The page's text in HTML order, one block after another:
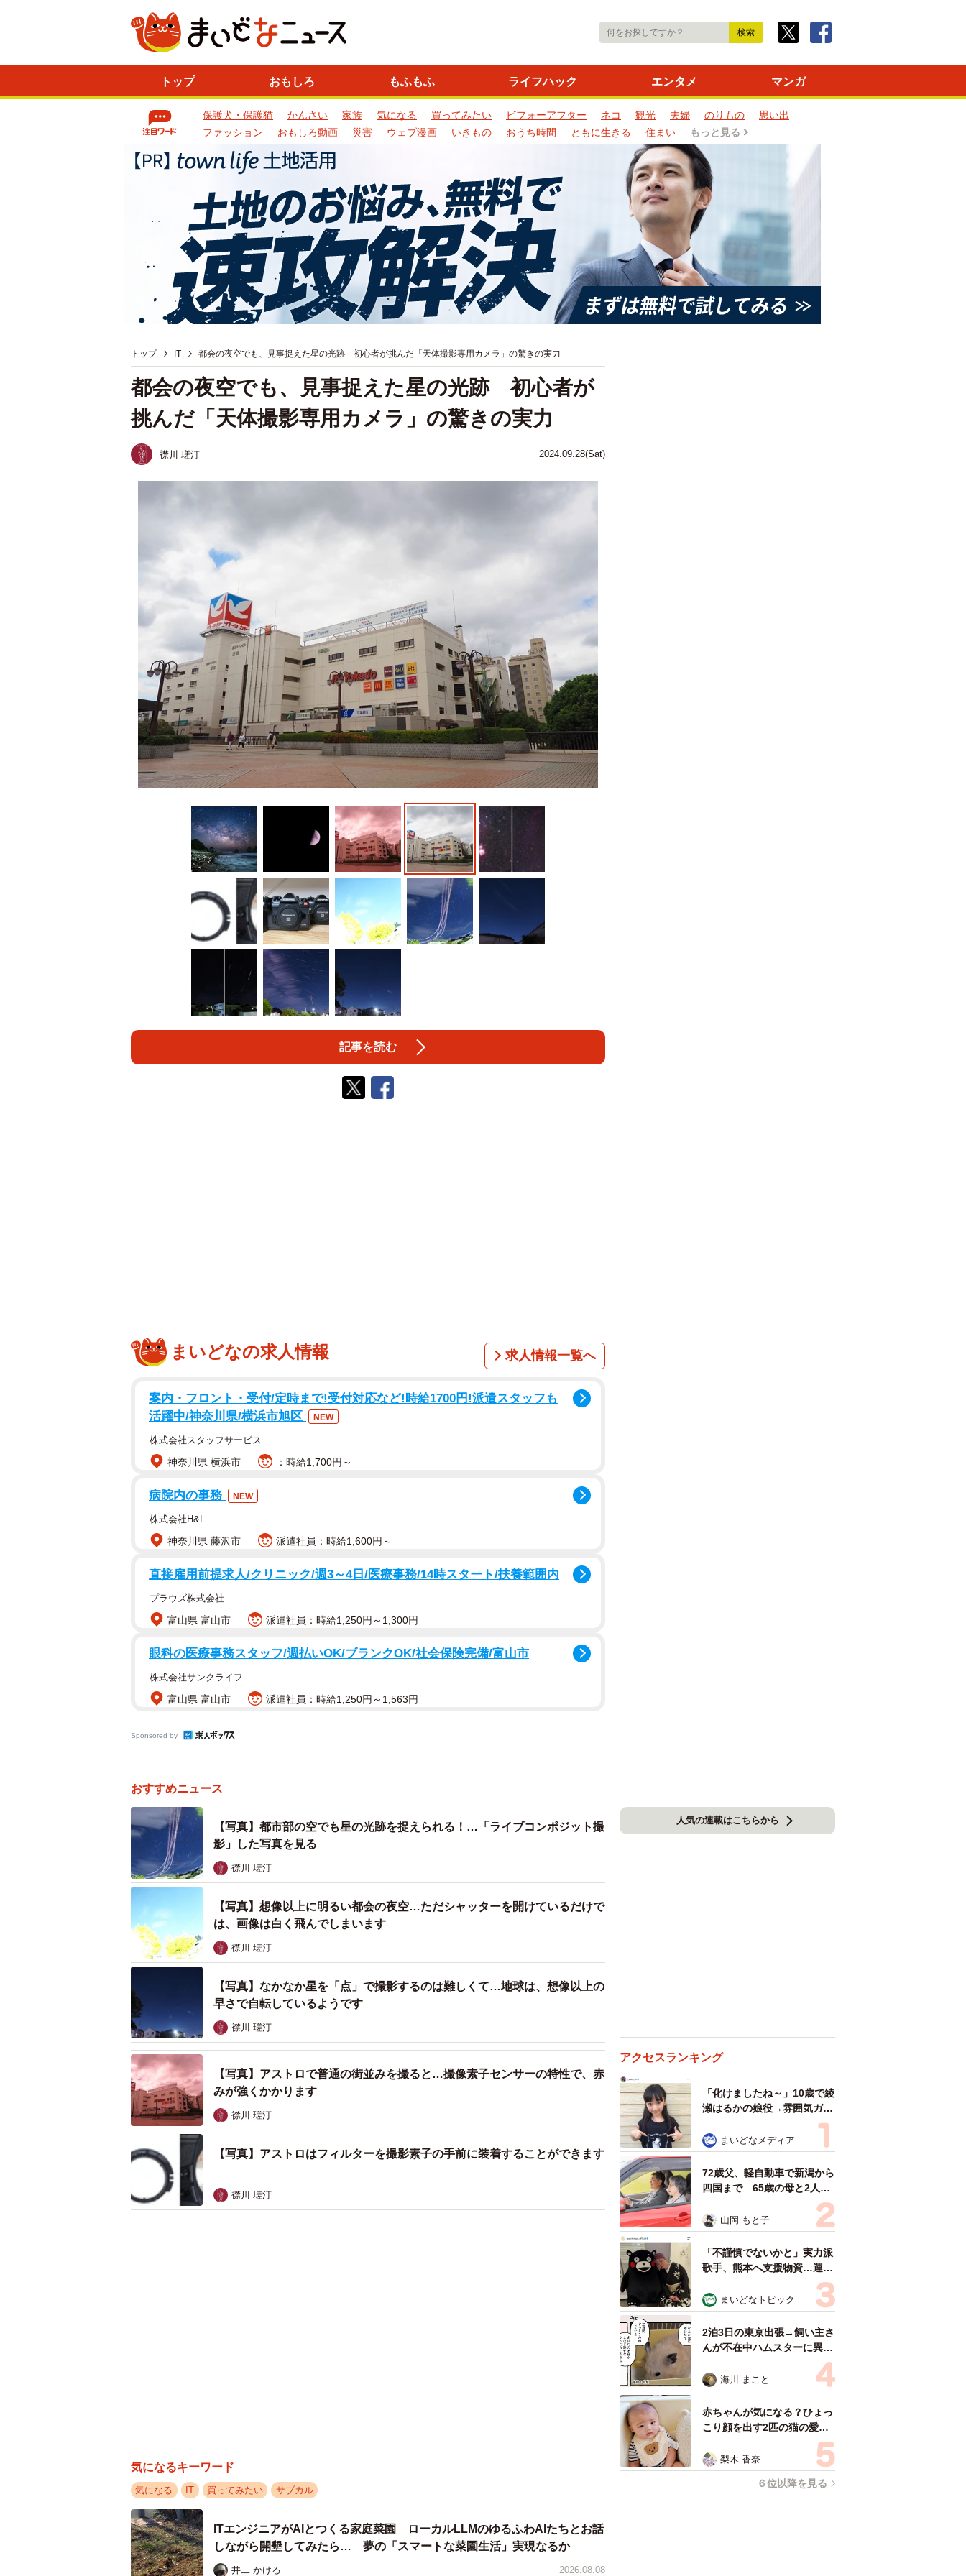
トップ おもしろ もふもふ ライフハック エンタメ マンガ
保護犬・保護猫 かんさい 家族 気になる 買ってみたい ビフォーアフター ネコ 観光 夫婦 のりもの
思い出
ファッション
おもしろ動画 災害 ウェブ漫画 いきもの おうち時間 ともに生きる 住まい もっと見る
トップ IT 都会の夜空でも、見事捉えた星の光跡 初心者が挑んだ「天体撮影専用カメラ」の驚きの実力
2024.09.28(Sat)
都会の夜空でも、見事捉えた星の光跡 初心者が
挑んだ「天体撮影専用カメラ」の驚きの実力
襟川 瑳汀
記事を読む
まいどなの求人情報 求人情報一覧へ
案内・フロント・受付/定時まで!受付対応など!時給1700円!派遣スタッフも
活躍中/神奈川県/横浜市旭区
NEW
株式会社スタッフサービス
神奈川県 横浜市 ：時給1,700円～
病院内の事務 NEW
株式会社H&L
神奈川県 藤沢市 派遣社員：時給1,600円～
直接雇用前提求人/クリニック/週3～4日/医療事務/14時スタート/扶養範囲内
プラウズ株式会社
富山県 富山市 派遣社員：時給1,250円～1,300円
眼科の医療事務スタッフ/週払いOK/ブランクOK/社会保険完備/富山市
株式会社サンクライフ
富山県 富山市 派遣社員：時給1,250円～1,563円
Sponsored by
おすすめニュース
【写真】都市部の空でも星の光跡を捉えられる！…「ライブコンポジット撮
影」した写真を見る
襟川 瑳汀
【写真】想像以上に明るい都会の夜空…ただシャッターを開けているだけで
は、画像は白く飛んでしまいます
襟川 瑳汀
【写真】なかなか星を「点」で撮影するのは難しくて…地球は、想像以上の
早さで自転しているようです
襟川 瑳汀
【写真】アストロで普通の街並みを撮ると…撮像素子センサーの特性で、赤
みが強くかかります
襟川 瑳汀
【写真】アストロはフィルターを撮影素子の手前に装着することができます
襟川 瑳汀
気になるキーワード
気になる IT 買ってみたい サブカル
ITエンジニアがAIとつくる家庭菜園 ローカルLLMのゆるふわAIたちとお話
しながら開墾してみたら… 夢の「スマートな菜園生活」実現なるか
井二 かける 2026.08.08
人気の連載はこちらから
アクセスランキング
「化けましたね～」10歳で綾
瀬はるかの娘役→雰囲気ガラ
リの18歳に成長 「メイクで
雰囲気が」「宝塚に入れそ
う」
まいどなメディア
72歳父、軽自動車で新潟から
四国まで 65歳の母と2人で
3泊4日の旅 パーキングの休
憩まで分刻み… 「大学生で
も組まねえよ！」
山岡 もと子
「不謹慎でないかと」実力派
歌手、熊本へ支援物資…運搬
トラックの車体デザインにた
めらい 「痛いほど伝わる」
「行動され立派」
まいどなトピック
2泊3日の東京出張→飼い主さ
んが不在中ハムスターに異
変 眉間にできた深いしわ、
「急に老けた？」【漫画】
海川 まこと
赤ちゃんが気になる？ひょっ
こり顔を出す2匹の猫の愛ら
しさに悶絶…！ 「こんなか
わいい構図あります？」「ベ
ストショットすぎる！」
梨木 香奈
６位以降を見る